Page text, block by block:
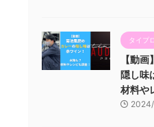
タイプロ
【動
隠し味
材料や